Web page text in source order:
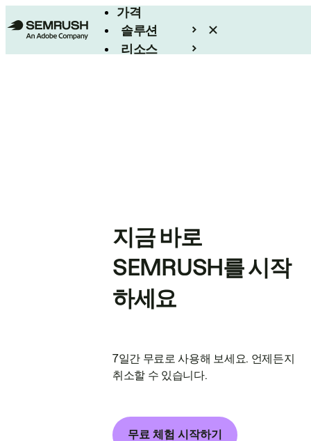
가격
솔루션
리소스
지금 바로
SEMRUSH를 시작
하세요
7일간 무료로 사용해 보세요. 언제든지
취소할 수 있습니다.
무료 체험 시작하기